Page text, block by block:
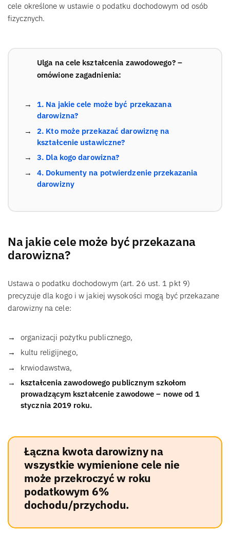
cele określone w ustawie o podatku dochodowym od osób
fizycznych.
Ulga na cele kształcenia zawodowego? –
omówione zagadnienia:
1. Na jakie cele może być przekazana
darowizna?
2. Kto może przekazać darowiznę na
kształcenie ustawiczne?
3. Dla kogo darowizna?
4. Dokumenty na potwierdzenie przekazania
darowizny
Na jakie cele może być przekazana
darowizna?
Ustawa o podatku dochodowym (art. 26 ust. 1 pkt 9)
precyzuje dla kogo i w jakiej wysokości mogą być przekazane
darowizny na cele:
organizacji pożytku publicznego,
kultu religijnego,
krwiodawstwa,
kształcenia zawodowego publicznym szkołom
prowadzącym kształcenie zawodowe – nowe od 1
stycznia 2019 roku.
Łączna kwota darowizny na
wszystkie wymienione cele nie
może przekroczyć w roku
podatkowym 6%
dochodu/przychodu.